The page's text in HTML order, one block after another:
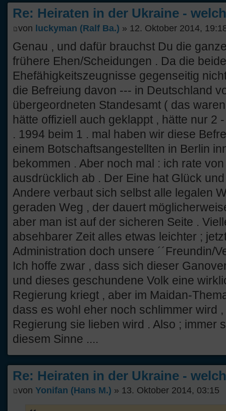
Re: Heiraten in der Ukraine -
von luckyman (Ralf Ba.) » 12. Oktober 2014,
Genau , und dafür brauchst Du die
frühere Ehen/Scheidungen . Da die
Ehefähigkeitszeugnisse gegenseitig
die Befreiung davon --- in Deutschland
übergeordneten Standesamt ( das
hätte offiziell auch geklappt , hätte nur 2
. 1994 beim 1 . mal haben wir diese
einem Botschaftsangestellten in Berlin
bekommen . Aber noch mal : ich rate von
ausdrücklich ab . Der Eine hat Glück
Andere verbaut sich selbst alle legalen
geraden Weg , der dauert
aber man ist auf der sicheren Seite .
absehbarer Zeit alles etwas leichter ;
Administration doch unsere ´´Freundin/
Ich hoffe zwar , dass sich dieser
und dieses geschundene Volk eine
Regierung kriegt , aber im Maidan-
dass es wohl eher noch schlimmer wird
Regierung sie lieben wird . Also ; immer
diesem Sinne ....
Re: Heiraten in der Ukraine -
von Yonifan (Hans M.) » 13. Oktober 2014, 03:15